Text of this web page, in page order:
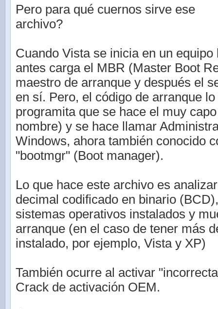
Pero para qué cuernos sirve ese
archivo?
Cuando Vista se inicia en un
antes carga el MBR (Master Boot
maestro de arranque y después el
en sí. Pero, el código de arranque
programita que se hace el muy
nombre) y se hace llamar
Windows, ahora también conocido
"bootmgr" (Boot manager).
Lo que hace este archivo es
decimal codificado en binario
sistemas operativos instalados y
arranque (en el caso de tener más
instalado, por ejemplo, Vista y XP)
También ocurre al activar
Crack de activación OEM.